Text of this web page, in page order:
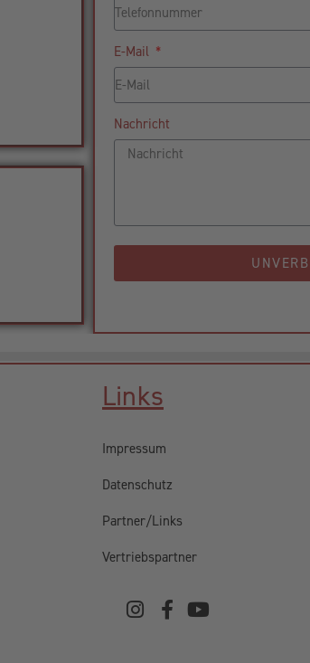
E-Mail
Nachricht
Links
Impressum
Datenschutz
Partner/Links
Vertriebspartner